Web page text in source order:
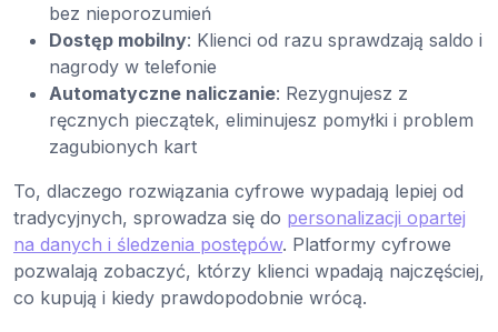
bez nieporozumień
Dostęp mobilny: Klienci od razu sprawdzają saldo i
nagrody w telefonie
Automatyczne naliczanie: Rezygnujesz z
ręcznych pieczątek, eliminujesz pomyłki i problem
zagubionych kart
To, dlaczego rozwiązania cyfrowe wypadają lepiej od
tradycyjnych, sprowadza się do personalizacji opartej
na danych i śledzenia postępów. Platformy cyfrowe
pozwalają zobaczyć, którzy klienci wpadają najczęściej,
co kupują i kiedy prawdopodobnie wrócą.